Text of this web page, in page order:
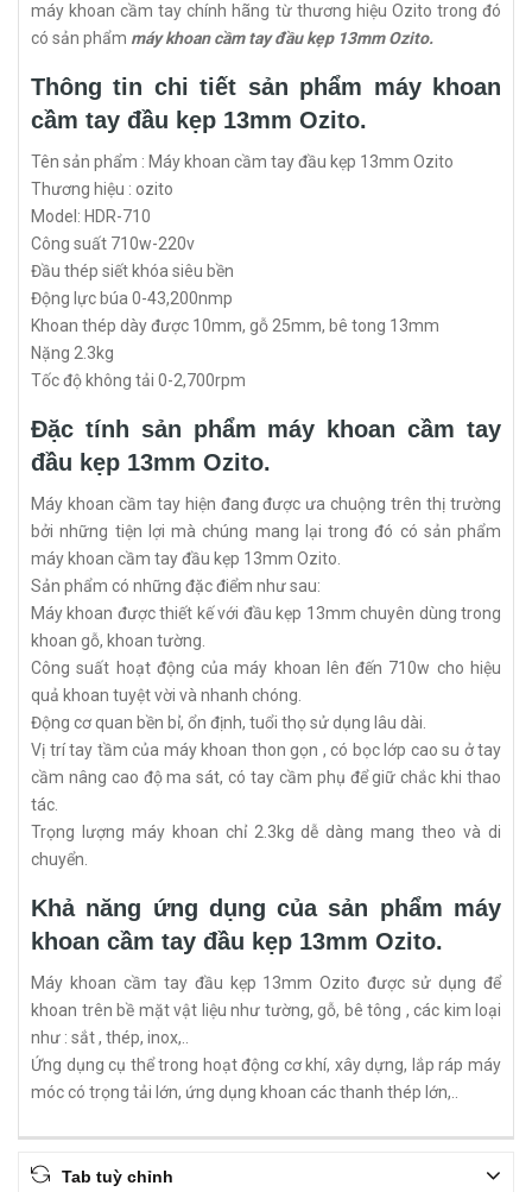
máy khoan cầm tay chính hãng từ thương hiệu Ozito trong đó
có sản phẩm máy khoan cầm tay đầu kẹp 13mm Ozito.
Thông tin chi tiết sản phẩm máy khoan
cầm tay đầu kẹp 13mm Ozito.
Tên sản phẩm : Máy khoan cầm tay đầu kẹp 13mm Ozito
Thương hiệu : ozito
Model: HDR-710
Công suất 710w-220v
Đầu thép siết khóa siêu bền
Động lực búa 0-43,200nmp
Khoan thép dày được 10mm, gỗ 25mm, bê tong 13mm
Nặng 2.3kg
Tốc độ không tải 0-2,700rpm
Đặc tính sản phẩm máy khoan cầm tay
đầu kẹp 13mm Ozito.
Máy khoan cầm tay hiện đang được ưa chuộng trên thị trường
bởi những tiện lợi mà chúng mang lại trong đó có sản phẩm
máy khoan cầm tay đầu kẹp 13mm Ozito.
Sản phẩm có những đặc điểm như sau:
Máy khoan được thiết kế với đầu kẹp 13mm chuyên dùng trong
khoan gỗ, khoan tường.
Công suất hoạt động của máy khoan lên đến 710w cho hiệu
quả khoan tuyệt vời và nhanh chóng.
Động cơ quan bền bỉ, ổn định, tuổi thọ sử dụng lâu dài.
Vị trí tay tầm của máy khoan thon gọn , có bọc lớp cao su ở tay
cầm nâng cao độ ma sát, có tay cầm phụ để giữ chắc khi thao
tác.
Trọng lượng máy khoan chỉ 2.3kg dễ dàng mang theo và di
chuyển.
Khả năng ứng dụng của sản phẩm máy
khoan cầm tay đầu kẹp 13mm Ozito.
Máy khoan cầm tay đầu kẹp 13mm Ozito được sử dụng để
khoan trên bề mặt vật liệu như tường, gỗ, bê tông , các kim loại
như : sắt , thép, inox,..
Ứng dụng cụ thể trong hoạt động cơ khí, xây dựng, lắp ráp máy
móc có trọng tải lớn, ứng dụng khoan các thanh thép lớn,..
Tab tuỳ chỉnh